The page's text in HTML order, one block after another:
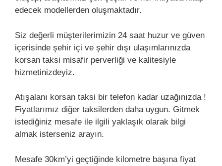
edecek modellerden oluşmaktadır.
Siz değerli müşterilerimizin 24 saat huzur ve güven
içerisinde şehir içi ve şehir dışı ulaşımlarınızda
korsan taksi misafir perverliği ve kalitesiyle
hizmetinizdeyiz.
Atışalanı korsan taksi bir telefon kadar uzağınızda !
Fiyatlarımız diğer taksilerden daha uygun. Gitmek
istediğiniz mesafe ile ilgili yaklaşık olarak bilgi
almak isterseniz arayın.
Mesafe 30km’yi geçtiğinde kilometre başına fiyat